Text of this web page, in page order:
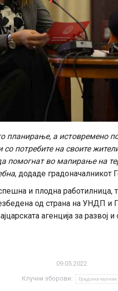
планирање, а истовремено
со потребите на своите
помогнат во мапирање на
, додаде градоначалникот
и плодна работилница,
од страна на УНДП
агенција за развој
09.05.2022
Клучни зборови: Градоначалник